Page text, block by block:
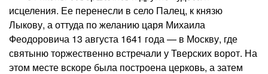
исцеления. Ее перенесли в село Палец, к князю
Лыкову, а оттуда по желанию царя Михаила
Феодоровича 13 августа 1641 года — в Москву, где
святыню торжественно встречали у Тверских ворот. На
этом месте вскоре была построена церковь, а затем